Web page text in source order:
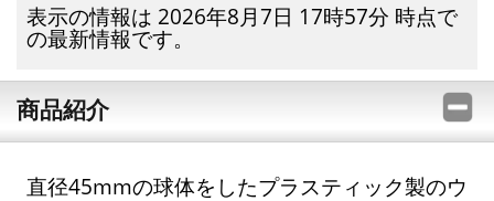
表示の情報は 2026年8月7日 17時57分 時点で
の最新情報です。
商品紹介
直径45mmの球体をしたプラスティック製のウ